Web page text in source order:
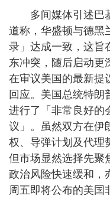
多间媒体引述巴基
道称，华盛顿与德黑
录」达成一致，这旨
东冲突，随后启动更
在审议美国的最新提
回应。美国总统特朗
进行了「非常良好的
议」。虽然双方在伊
权、导弹计划及代理
但市场显然选择先聚
政治风险快速缓和，
周五即将公布的美国